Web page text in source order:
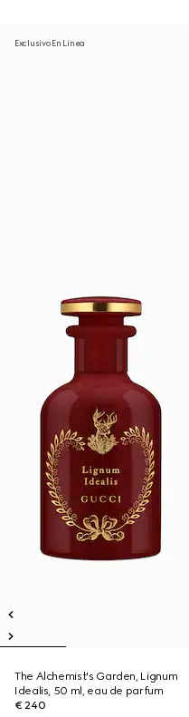
Exclusivo En Línea
The Alchemist's Garden, Lignum
Idealis, 50 ml, eau de parfum
€ 240